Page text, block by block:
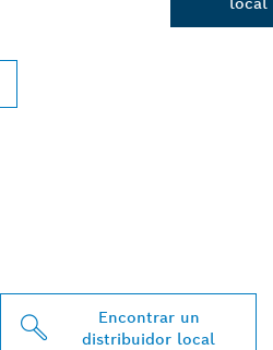
Encontrar un
distribuidor local